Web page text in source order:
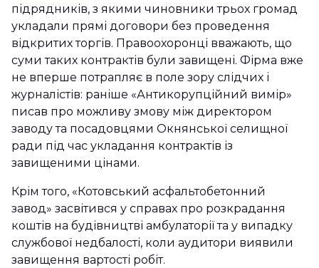
підрядників, з якими чиновники трьох громад
укладали прямі договори без проведення
відкритих торгів. Правоохоронці вважають, що
суми таких контрактів були завищені. Фірма вже
не вперше потрапляє в поле зору слідчих і
журналістів: раніше «Антикорупційний вимір»
писав про можливу змову між директором
заводу та посадовцями Окнянської селищної
ради під час укладання контрактів із
завищеними цінами.
Крім того, «Котовський асфальтобетонний
завод» засвітився у справах про розкрадання
коштів на будівництві амбулаторії та у випадку
службової недбалості, коли аудитори виявили
завищення вартості робіт.